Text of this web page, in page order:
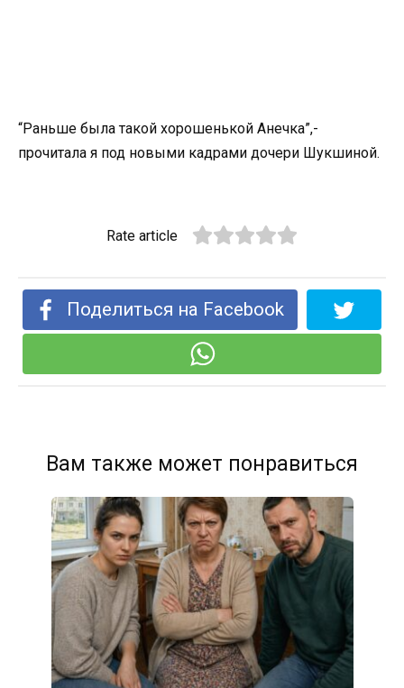
“Раньше была такой хорошенькой Анечка”,-
прочитала я под новыми кадрами дочери Шукшиной.
Rate article
Поделиться на Facebook
Вам также может понравиться